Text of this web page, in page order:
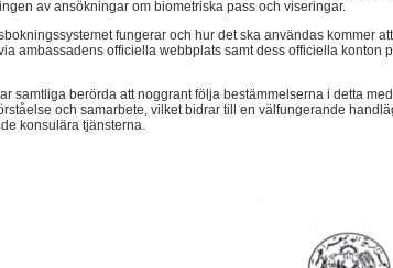
av ansökningar om biometriska pass och viseringar.
fungerar och hur det ska användas kommer
ambassadens officiella webbplats samt dess officiella konton
samtliga berörda att noggrant följa bestämmelserna i detta
och samarbete, vilket bidrar till en välfungerande
konsulära tjänsterna.